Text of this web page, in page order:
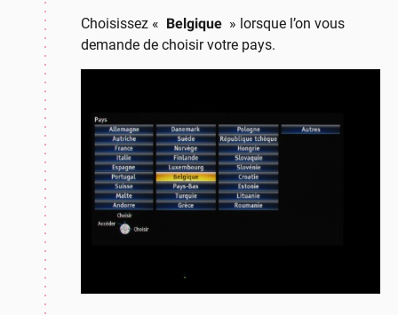
Choisissez « Belgique » lorsque l’on vous
demande de choisir votre pays.